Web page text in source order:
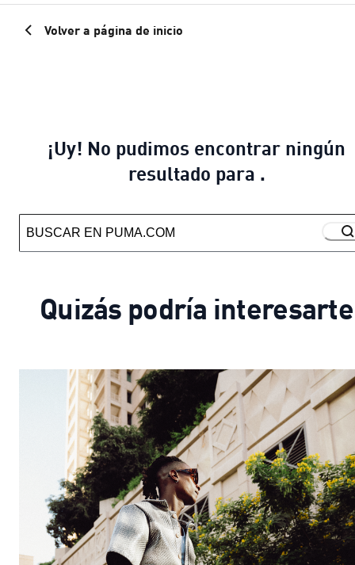
Volver a página de inicio
¡Uy! No pudimos encontrar ningún
resultado para .
Quizás podría interesarte